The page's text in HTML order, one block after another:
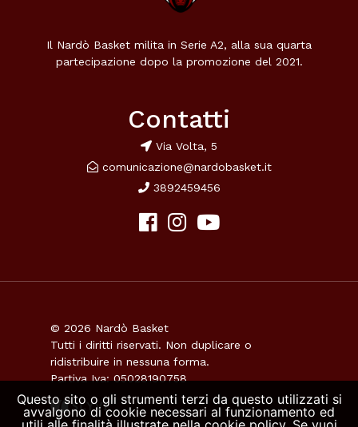
Il Nardò Basket milita in Serie A2, alla sua quarta
partecipazione dopo la promozione del 2021.
Contatti
Via Volta, 5
comunicazione@nardobasket.it
3892459456
© 2026 Nardò Basket
Tutti i diritti riservati. Non duplicare o
ridistribuire in nessuna forma.
Partiva Iva: 05028190758
Questo sito o gli strumenti terzi da questo utilizzati si
avvalgono di cookie necessari al funzionamento ed